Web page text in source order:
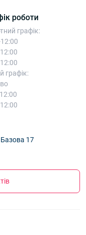
роботи
графік:
графік:
17